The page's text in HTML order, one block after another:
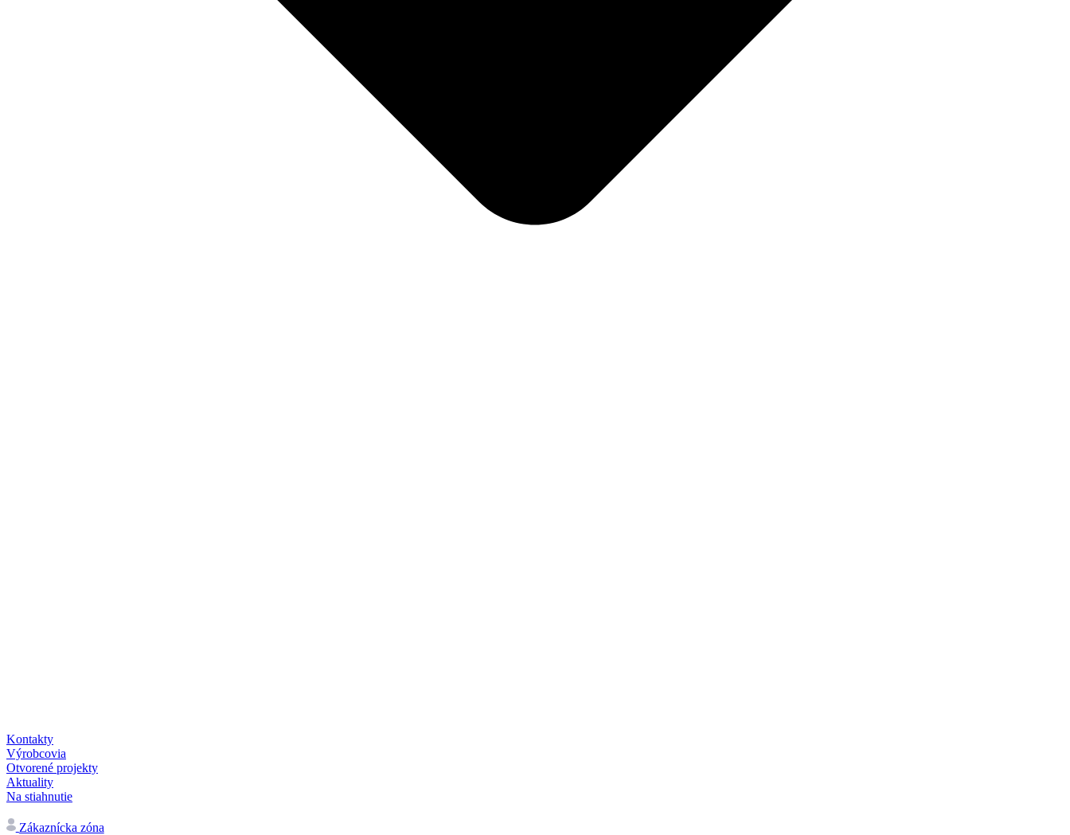
Kontakty
Výrobcovia
Otvorené projekty
Aktuality
Na stiahnutie
Zákaznícka zóna